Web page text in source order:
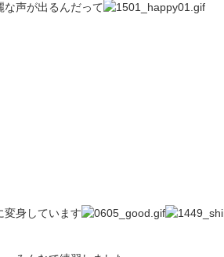
な声が出るんだって
変身しています